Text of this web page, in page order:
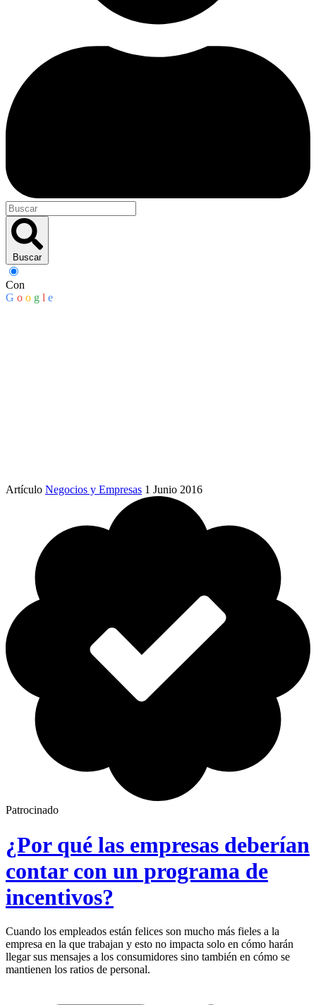
Buscar
Con
G o o g l e
Artículo Negocios y Empresas 1 Junio 2016
Patrocinado
¿Por qué las empresas deberían
contar con un programa de
incentivos?
Cuando los empleados están felices son mucho más fieles a la
empresa en la que trabajan y esto no impacta solo en cómo harán
llegar sus mensajes a los consumidores sino también en cómo se
mantienen los ratios de personal.